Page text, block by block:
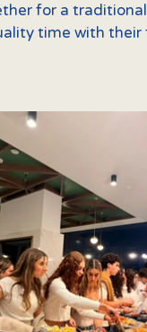
for a
time with